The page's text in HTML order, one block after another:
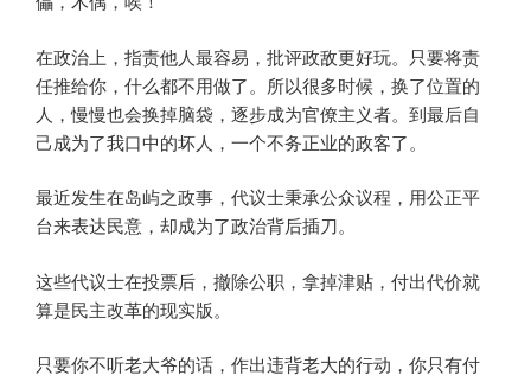
在政治上，指责他人最容易，批评政敌更好玩。只要将责
任推给你，什么都不用做了。所以很多时候，换了位置的
人，慢慢也会换掉脑袋，逐步成为官僚主义者。到最后自
己成为了我口中的坏人，一个不务正业的政客了。
最近发生在岛屿之政事，代议士秉承公众议程，用公正平
台来表达民意，却成为了政治背后插刀。
这些代议士在投票后，撤除公职，拿掉津贴，付出代价就
算是民主改革的现实版。
只要你不听老大爷的话，作出违背老大的行动，你只有付